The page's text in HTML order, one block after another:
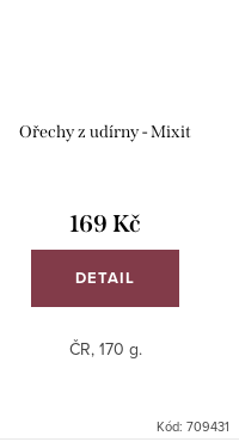
Ořechy z udírny - Mixit
169 Kč
DETAIL
ČR, 170 g.
Kód: 709431